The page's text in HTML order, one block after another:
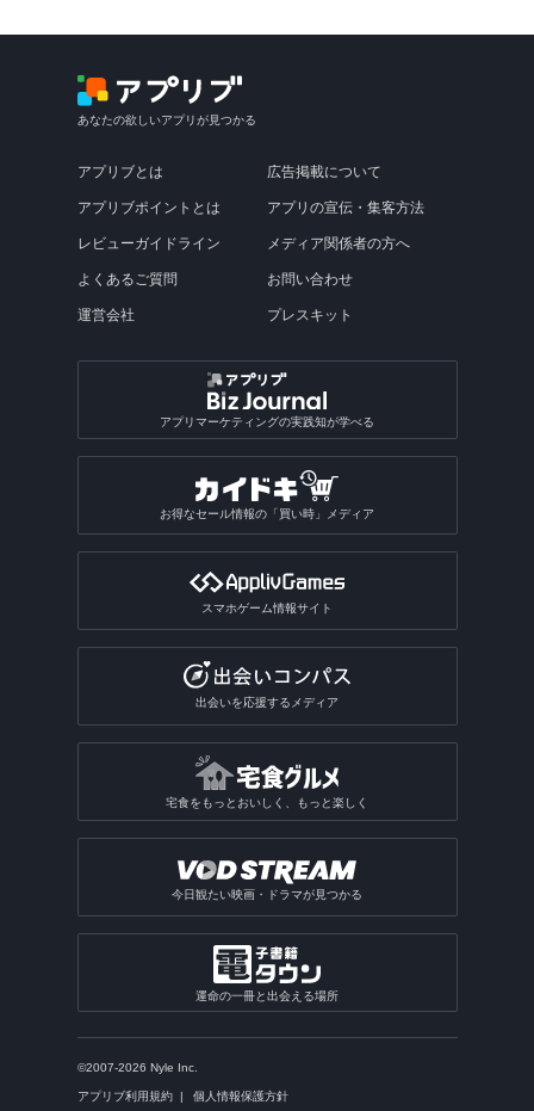
あなたの欲しいアプリが見つかる
アプリブとは
アプリブポイントとは
レビューガイドライン
よくあるご質問
運営会社
広告掲載について
アプリの宣伝・集客方法
メディア関係者の方へ
お問い合わせ
プレスキット
アプリマーケティングの実践知が学べる
お得なセール情報の「買い時」メディア
スマホゲーム情報サイト
出会いを応援するメディア
宅食をもっとおいしく、もっと楽しく
今日観たい映画・ドラマが見つかる
運命の一冊と出会える場所
©2007-2026 Nyle Inc.
アプリブ利用規約 個人情報保護方針